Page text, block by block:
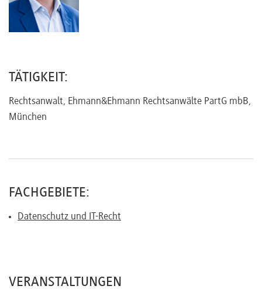
Learnings
uns
FAQ
TÄTIGKEIT:
Rechtsanwalt, Ehmann&Ehmann Rechtsanwälte PartG mbB,
München
FACHGEBIETE:
Datenschutz und IT-Recht
VERANSTALTUNGEN